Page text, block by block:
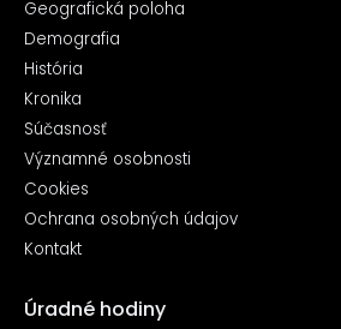
Geografická poloha
Demografia
História
Kronika
Súčasnosť
Významné osobnosti
Cookies
Ochrana osobných údajov
Kontakt
Úradné hodiny